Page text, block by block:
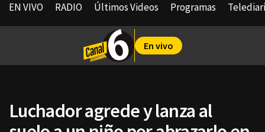
EN VIVO RADIO Últimos Videos Programas
En vivo
Luchador agrede y lanza al